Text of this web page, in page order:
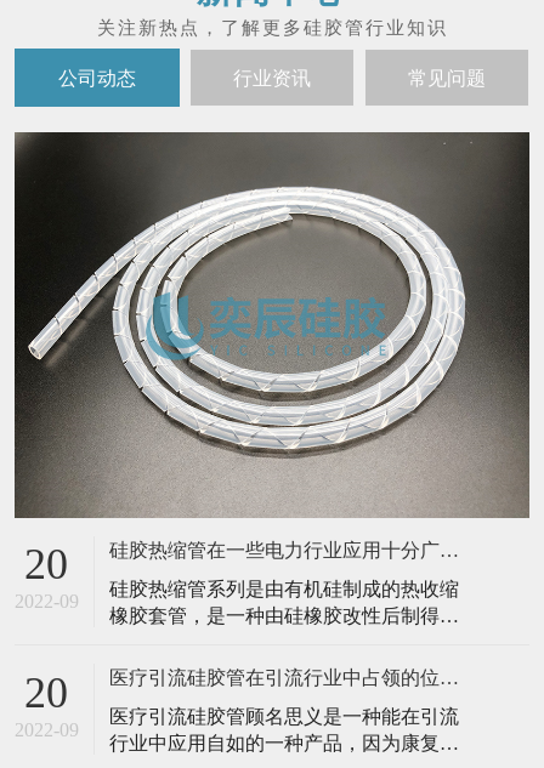
公司动态 行业资讯 常见问题
20
2022-09
硅胶热缩管在一些电力行业应用十分广泛！
硅胶热缩管系列是由有机硅制成的热收缩
橡胶套管，是一种由硅橡胶改性后制得的
胶管本身优良的性能，耐高温、耐高压、
良好的耐刺扎损伤机械性能。硅胶热缩管
最大的优点就是在潮湿的坏境之中或者是
20
2022-09
医疗引流硅胶管在引流行业中占领的位置！
医疗引流硅胶管顾名思义是一种能在引流
行业中应用自如的一种产品，因为康复机